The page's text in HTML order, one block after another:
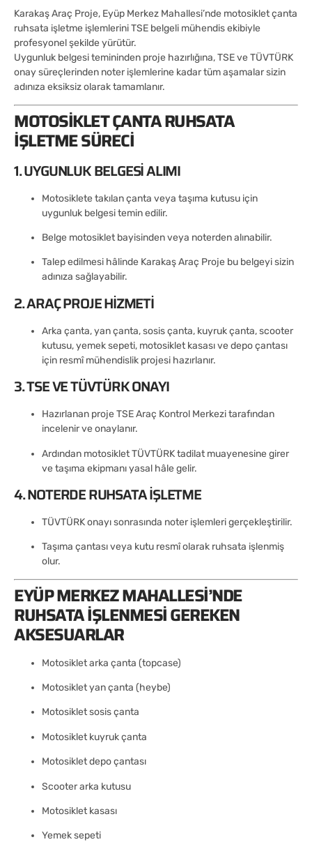
Karakaş Araç Proje, Eyüp Merkez Mahallesi’nde motosiklet çanta
ruhsata işletme işlemlerini TSE belgeli mühendis ekibiyle
profesyonel şekilde yürütür.
Uygunluk belgesi temininden proje hazırlığına, TSE ve TÜVTÜRK
onay süreçlerinden noter işlemlerine kadar tüm aşamalar sizin
adınıza eksiksiz olarak tamamlanır.
MOTOSIKLET ÇANTA RUHSATA
İŞLETME SÜRECI
1. UYGUNLUK BELGESI ALIMI
Motosiklete takılan çanta veya taşıma kutusu için
uygunluk belgesi temin edilir.
Belge motosiklet bayisinden veya noterden alınabilir.
Talep edilmesi hâlinde Karakaş Araç Proje bu belgeyi sizin
adınıza sağlayabilir.
2. ARAÇ PROJE HIZMETI
Arka çanta, yan çanta, sosis çanta, kuyruk çanta, scooter
kutusu, yemek sepeti, motosiklet kasası ve depo çantası
için resmî mühendislik projesi hazırlanır.
3. TSE VE TÜVTÜRK ONAYI
Hazırlanan proje TSE Araç Kontrol Merkezi tarafından
incelenir ve onaylanır.
Ardından motosiklet TÜVTÜRK tadilat muayenesine girer
ve taşıma ekipmanı yasal hâle gelir.
4. NOTERDE RUHSATA İŞLETME
TÜVTÜRK onayı sonrasında noter işlemleri gerçekleştirilir.
Taşıma çantası veya kutu resmî olarak ruhsata işlenmiş
olur.
EYÜP MERKEZ MAHALLESI’NDE
RUHSATA İŞLENMESI GEREKEN
AKSESUARLAR
Motosiklet arka çanta (topcase)
Motosiklet yan çanta (heybe)
Motosiklet sosis çanta
Motosiklet kuyruk çanta
Motosiklet depo çantası
Scooter arka kutusu
Motosiklet kasası
Yemek sepeti